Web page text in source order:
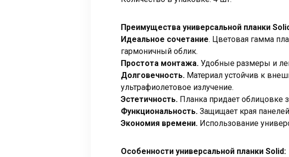
Преимущества универсальной планки
Идеальное сочетание. Цветовая гамма
гармоничный облик.
Простота монтажа. Удобные размеры и
Долговечность. Материал устойчив к
ультрафиолетовое излучение.
Эстетичность. Планка придает облицовке
Функциональность. Защищает края
Экономия времени. Использование
Особенности универсальной планки Solid: